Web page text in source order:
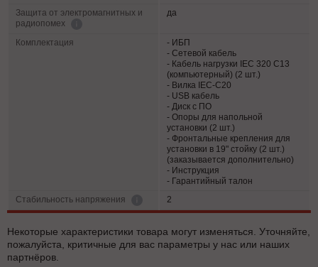
Защита от электромагнитных и
радиопомех
да
Комплектация
- ИБП
- Сетевой кабель
- Кабель нагрузки IEC 320 C13
(компьютерный) (2 шт.)
- Вилка IEC-C20
- USB кабель
- Диск с ПО
- Опоры для напольной
установки (2 шт.)
- Фронтальные крепления для
установки в 19" стойку (2 шт.)
(заказывается дополнительно)
- Инструкция
- Гарантийный талон
Cтабильность напряжения
2
Некоторые характеристики товара могут изменяться. Уточняйте,
пожалуйста, критичные для вас параметры у нас или наших
партнёров.